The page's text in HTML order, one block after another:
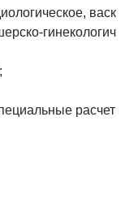
васк
гинекологич
расчет